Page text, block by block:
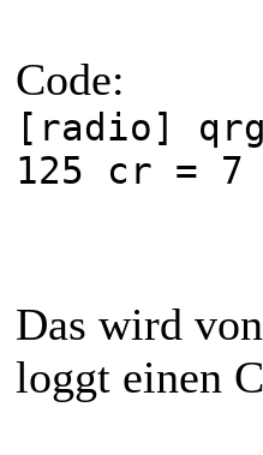
Code:
[radio]
125 cr = 7
Das wird
loggt einen